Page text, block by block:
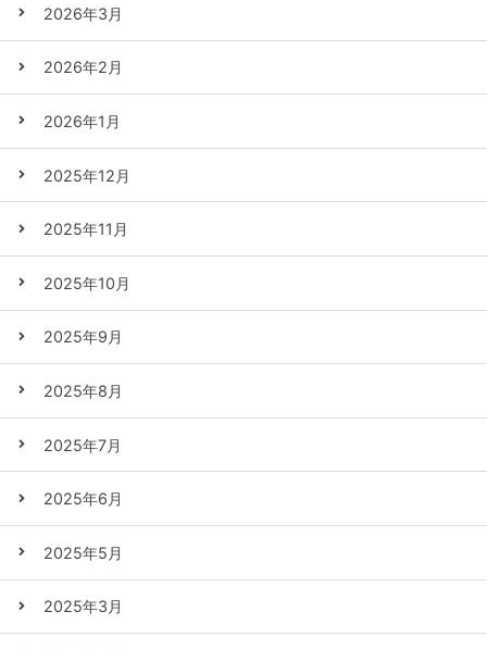
2026年3月
2026年2月
2026年1月
2025年12月
2025年11月
2025年10月
2025年9月
2025年8月
2025年7月
2025年6月
2025年5月
2025年3月